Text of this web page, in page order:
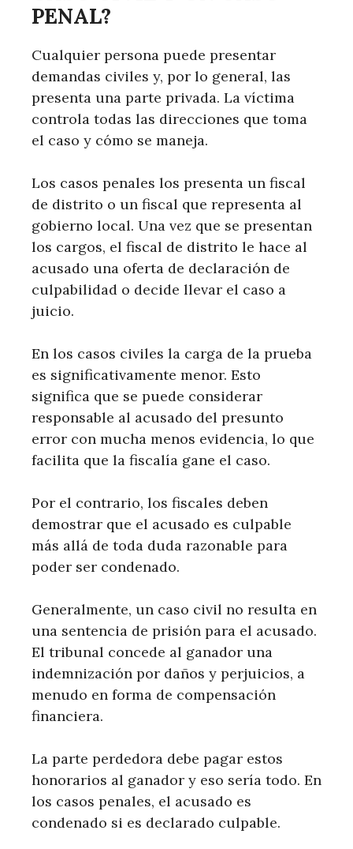
PENAL?
Cualquier persona puede presentar
demandas civiles y, por lo general, las
presenta una parte privada. La víctima
controla todas las direcciones que toma
el caso y cómo se maneja.
Los casos penales los presenta un fiscal
de distrito o un fiscal que representa al
gobierno local. Una vez que se presentan
los cargos, el fiscal de distrito le hace al
acusado una oferta de declaración de
culpabilidad o decide llevar el caso a
juicio.
En los casos civiles la carga de la prueba
es significativamente menor. Esto
significa que se puede considerar
responsable al acusado del presunto
error con mucha menos evidencia, lo que
facilita que la fiscalía gane el caso.
Por el contrario, los fiscales deben
demostrar que el acusado es culpable
más allá de toda duda razonable para
poder ser condenado.
Generalmente, un caso civil no resulta en
una sentencia de prisión para el acusado.
El tribunal concede al ganador una
indemnización por daños y perjuicios, a
menudo en forma de compensación
financiera.
La parte perdedora debe pagar estos
honorarios al ganador y eso sería todo. En
los casos penales, el acusado es
condenado si es declarado culpable.